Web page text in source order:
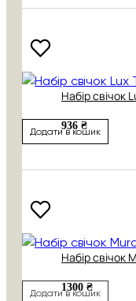
Набір свічок
936 ₴
Додати в кошик
Набір свічок
1300 ₴
Додати в кошик